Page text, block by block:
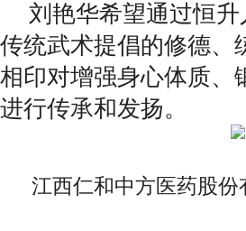
刘艳华希望通过恒
传统武术提倡的修德、
相印对增强身心体质、
进行传承和发扬。
江西仁和中方医药股